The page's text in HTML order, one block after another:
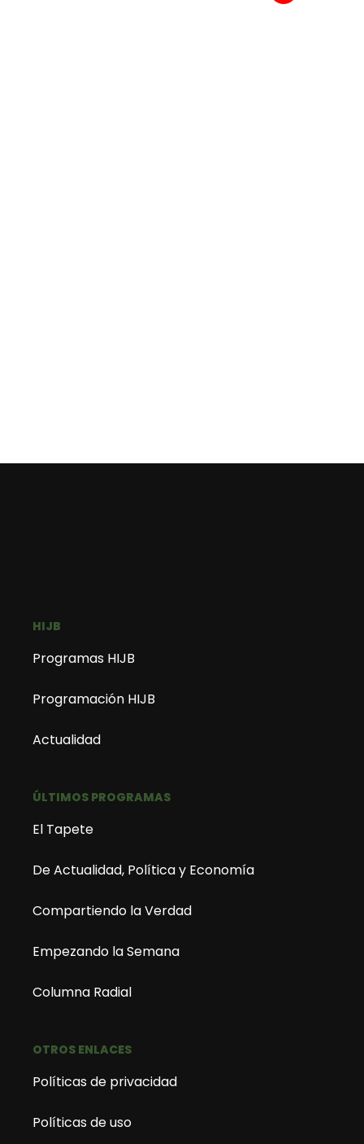
HIJB
Programas HIJB
Programación HIJB
Actualidad
ÚLTIMOS PROGRAMAS
El Tapete
De Actualidad, Política y Economía
Compartiendo la Verdad
Empezando la Semana
Columna Radial
OTROS ENLACES
Políticas de privacidad
Políticas de uso